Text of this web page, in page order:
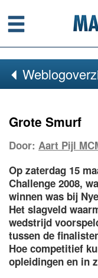
Menu
Grote Smurf
Door: Aart Pijl
Op zaterdag 15
Challenge 2008,
winnen was bij
Het slagveld
wedstrijd
tussen de
Hoe competitief
opleidingen en in